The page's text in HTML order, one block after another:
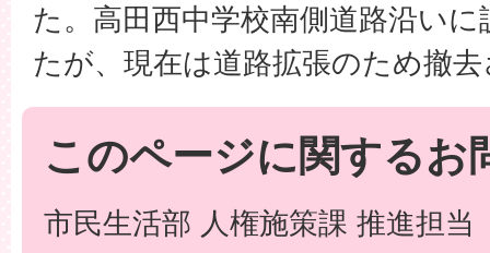
た。高田西中学校南側道路沿い
たが、現在は道路拡張のため撤
このページに関するお
市民生活部 人権施策課 推進担当